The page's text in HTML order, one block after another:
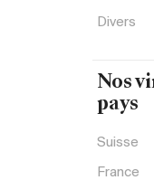
Divers
Nos
pays
Suisse
France